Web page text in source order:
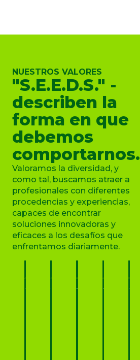
NUESTROS VALORES
"S.E.E.D.S." -
describen la
forma en que
debemos
comportarnos.
Valoramos la diversidad, y
como tal, buscamos atraer a
profesionales con diferentes
procedencias y experiencias,
capaces de encontrar
soluciones innovadoras y
eficaces a los desafíos que
enfrentamos diariamente.